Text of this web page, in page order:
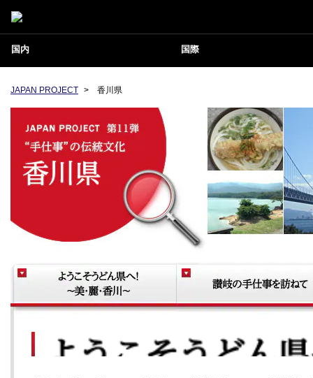
国内 国際
JAPAN PROJECT > 香川県